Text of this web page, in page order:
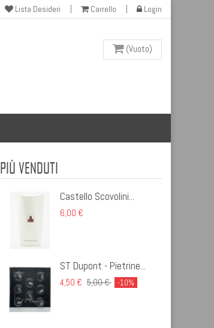
Lista Desideri Carrello Login
(Vuoto)
PIÙ VENDUTI
Castello Scovolini...
6,00 €
ST Dupont - Pietrine...
4,50 € 5,00 € -10%